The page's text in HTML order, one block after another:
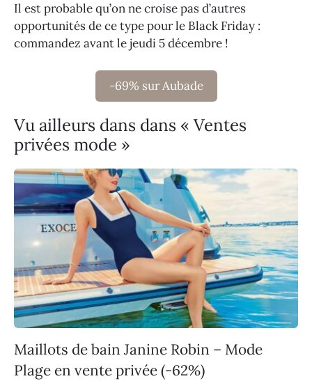
Il est probable qu’on ne croise pas d’autres
opportunités de ce type pour le Black Friday :
commandez avant le jeudi 5 décembre !
-69% sur Aubade
Vu ailleurs dans dans « Ventes
privées mode »
Maillots de bain Janine Robin – Mode
Plage en vente privée (-62%)